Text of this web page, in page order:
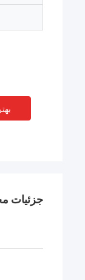
جزئیات